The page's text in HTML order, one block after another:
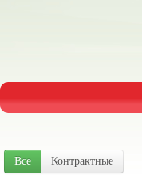
Все Контрактные